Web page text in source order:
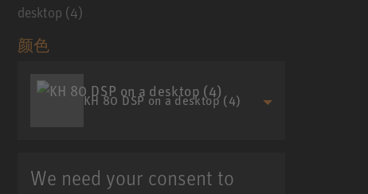
desktop (4)
颜色
KH 80 DSP on a desktop (4)
We need your consent to